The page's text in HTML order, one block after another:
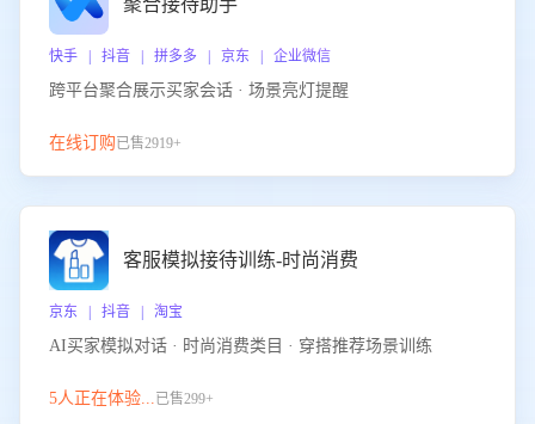
聚合接待助手
快手 | 抖音 | 拼多多 | 京东 | 企业微信
跨平台聚合展示买家会话 · 场景亮灯提醒
在线订购已售2919+
客服模拟接待训练-时尚消费
京东 | 抖音 | 淘宝
AI买家模拟对话 · 时尚消费类目 · 穿搭推荐场景训练
5人正在体验...已售299+